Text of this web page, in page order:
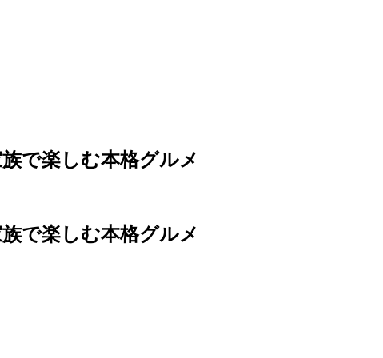
で楽しむ本格グルメ
で楽しむ本格グルメ